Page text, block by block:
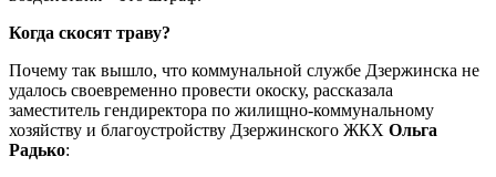
Когда скосят траву?
Почему так вышло, что коммунальной службе Дзержинска не
удалось своевременно провести окоску, рассказала
заместитель гендиректора по жилищно-коммунальному
хозяйству и благоустройству Дзержинского ЖКХ Ольга
Радько: